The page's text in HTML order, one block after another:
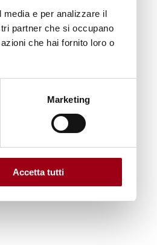
e per analizzare il
partner che si occupano
che hai fornito loro o
Marketing
Accetta tutti